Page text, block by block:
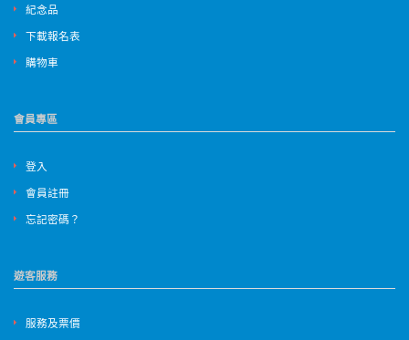
紀念品
下載報名表
購物車
會員專區
登入
會員註冊
忘記密碼？
遊客服務
服務及票價